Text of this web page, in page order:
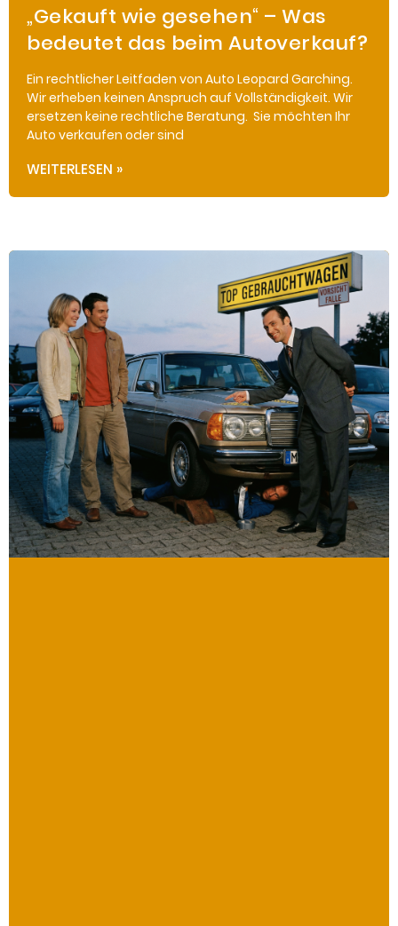
„Gekauft wie gesehen“ – Was
bedeutet das beim Autoverkauf?
Ein rechtlicher Leitfaden von Auto Leopard Garching.
Wir erheben keinen Anspruch auf Vollständigkeit. Wir
ersetzen keine rechtliche Beratung. Sie möchten Ihr
Auto verkaufen oder sind
WEITERLESEN »